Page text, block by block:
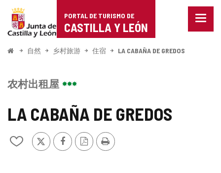
Portal
de
Turismo
Castilla
León
PORTAL DE TURISMO DE
CASTILLA Y LEÓN
菜
开
自然 乡村旅游 住宿 LA CABAÑA DE GREDOS
LA CABAÑA DE GREDOS
从
推
特
FacebookPDF
版
打
印
农村出租屋